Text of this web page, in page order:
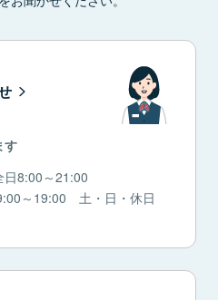
す
日8:00～21:00
～19:00 土・日・休日